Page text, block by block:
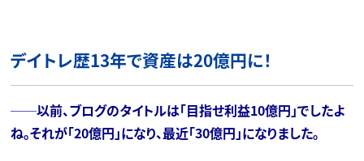
デイトレ歴13年で資産は20億円に！
──以前、ブログのタイトルは「目指せ利益10億円」でしたよ
ね。それが「20億円」になり、最近「30億円」になりました。